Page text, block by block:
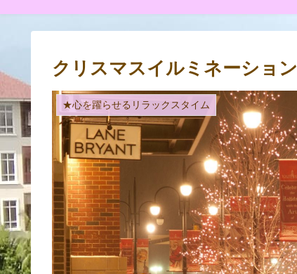
クリスマスイルミネーション
★心を躍らせるリラックスタイム